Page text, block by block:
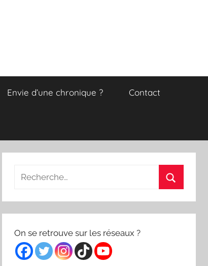
Envie d’une chronique ? Contact
Recherche
:
On se retrouve sur les réseaux ?